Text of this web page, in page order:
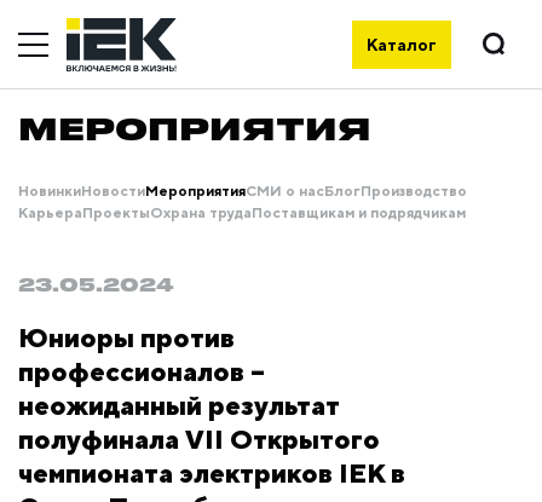
Каталог
МЕРОПРИЯТИЯ
НовинкиНовостиМероприятияСМИ о насБлогПроизводство
КарьераПроектыОхрана трудаПоставщикам и подрядчикам
23.05.2024
Юниоры против
профессионалов –
неожиданный результат
полуфинала VII Открытого
чемпионата электриков IEK в